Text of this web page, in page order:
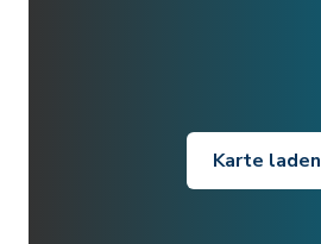
Karte laden